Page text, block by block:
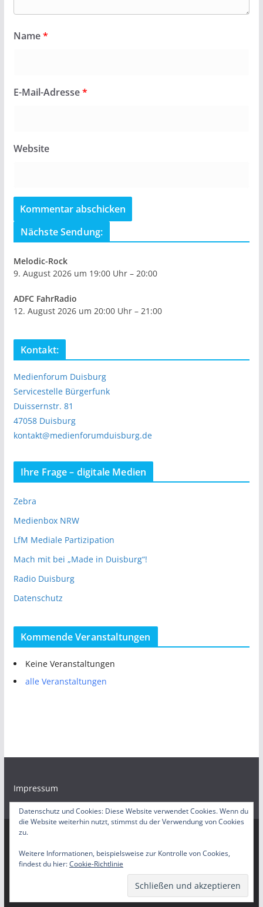
Name*
E-Mail-Adresse*
Website
Nächste Sendung:
Melodic-Rock
9. August 2026 um 19:00 Uhr – 20:00
ADFC FahrRadio
12. August 2026 um 20:00 Uhr – 21:00
Kontakt:
Medienforum Duisburg
Servicestelle Bürgerfunk
Duissernstr. 81
47058 Duisburg
kontakt@medienforumduisburg.de
Ihre Frage – digitale Medien
Zebra
Medienbox NRW
LfM Mediale Partizipation
Mach mit bei „Made in Duisburg“!
Radio Duisburg
Datenschutz
Kommende Veranstaltungen
Keine Veranstaltungen
alle Veranstaltungen
Impressum
Copyright © 2026Bürgerradio Duisburg – Servicestelle
Rechte vorbehalten.
von ThemeGrill. Präsentiert von
WordPress.
Datenschutz und Cookies: Diese Website verwendet Cookies. Wenn du
die Website weiterhin nutzt, stimmst du der Verwendung von Cookies
zu.
Weitere Informationen, beispielsweise zur Kontrolle von Cookies,
findest du hier:Cookie-Richtlinie